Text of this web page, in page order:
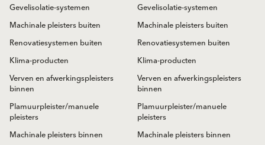
Gevelisolatie-systemen
Machinale pleisters buiten
Renovatiesystemen buiten
Klima-producten
Verven en afwerkingspleisters
binnen
Plamuurpleister/manuele
pleisters
Machinale pleisters binnen
Gevelisolatie-systemen
Machinale pleisters buiten
Renovatiesystemen buiten
Klima-producten
Verven en afwerkingspleisters
binnen
Plamuurpleister/manuele
pleisters
Machinale pleisters binnen